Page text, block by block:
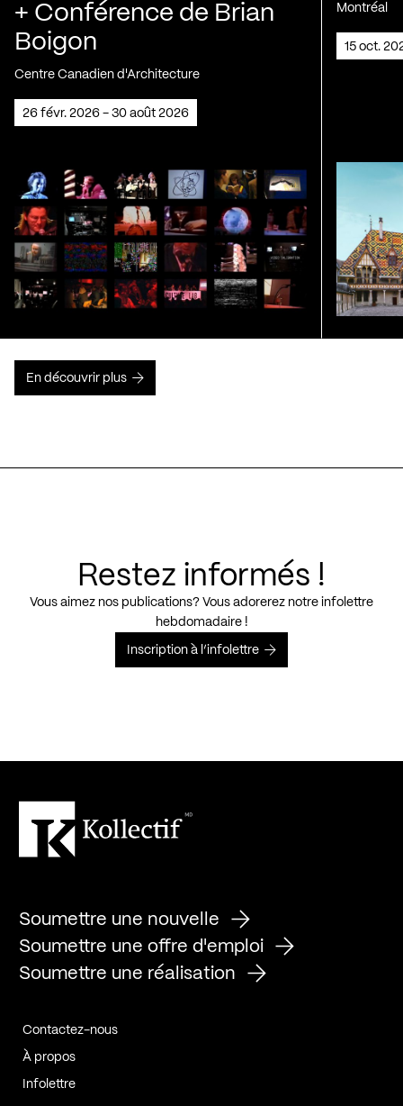
+ Conférence de Brian
Boigon
Centre Canadien d'Architecture
26 févr. 2026 - 30 août 2026
Montréal
15 oct.
En découvrir plus
Restez informés !
Vous aimez nos publications? Vous adorerez notre infolettre
hebdomadaire !
Inscription à l’infolettre
Soumettre une nouvelle
Soumettre une offre d'emploi
Soumettre une réalisation
Contactez-nous
À propos
Infolettre